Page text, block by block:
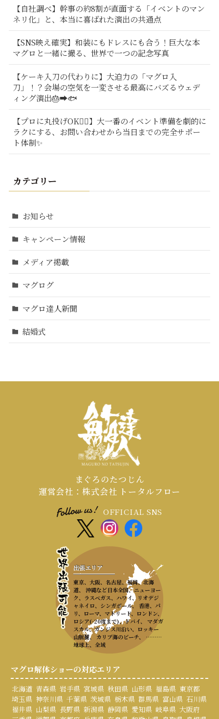
【自社調べ】幹事の約8割が直面する「イベントのマン
ネリ化」と、本当に喜ばれた演出の共通点
【SNS映え確実】和装にもドレスにも合う！巨大な本
マグロと一緒に撮る、世界で一つの記念写真
【ケーキ入刀の代わりに】大迫力の「マグロ入
刀」！？会場の空気を一変させる最高にバズるウェデ
ィング演出🎂➡️🐟
【プロに丸投げOK🙆‍♂️】大一番のイベント準備を劇的に
ラクにする、お問い合わせから当日までの完全サポー
ト体制✨
カテゴリー
お知らせ
キャンペーン情報
メディア掲載
マグログ
マグロ達人新聞
結婚式
まぐろのたつじん
運営会社：株式会社 トータルフロー
OFFICIAL SNS
出張エリア
東京、大阪、名古屋、福岡、北海
道、 沖縄など日本全国、ニューヨー
ク、ラスベガス、ハワイ、リオデジ
ャネイロ、シンガポール、 香港、パ
リ、ローマ、マドリード、ロンドン、
ロシア(-20度まで)、ドバイ、 マダガ
スカル、ガンジス川沿い、ロッキー
山脈麓、 カリブ海のビーチ、 ………
地球上、全域
マグロ解体ショーの対応エリア
北海道 青森県 岩手県 宮城県 秋田県 山形県 福島県 東京都
埼玉県 神奈川県 千葉県 茨城県 栃木県 群馬県 富山県 石川県
福井県 山梨県 長野県 新潟県 静岡県 愛知県 岐阜県 大阪府